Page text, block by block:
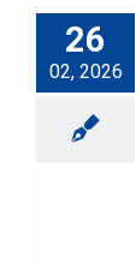
26
02, 2026